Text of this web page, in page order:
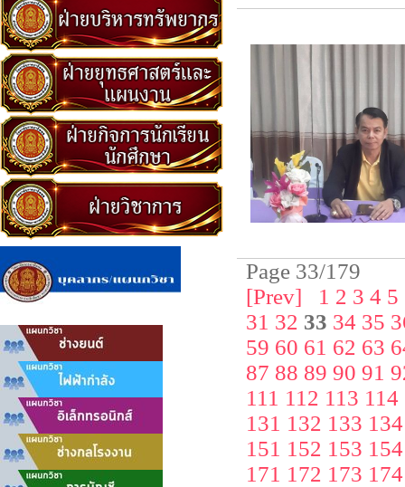
Page 33/179
[Prev]
1 2 3 4 5
31 32 33 34 35
59 60 61 62 63
87 88 89 90 91
111 112 113 114
131 132 133 134
151 152 153 154
171 172 173 174